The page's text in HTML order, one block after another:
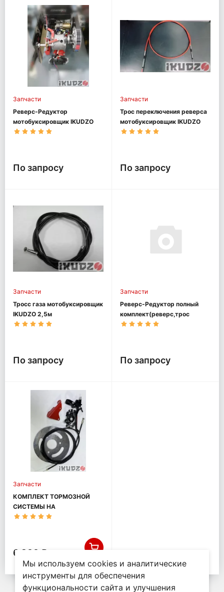
Запчасти
Реверс-Редуктор
мотобуксировщик IKUDZO
По запросу
Запчасти
Трос переключения реверса
мотобуксировщик IKUDZO
По запросу
Запчасти
Тросс газа мотобуксировщик
IKUDZO 2,5м
По запросу
Запчасти
Реверс-Редуктор полный
комплект(реверс,трос
ревер., ручка)
По запросу
Запчасти
КОМПЛЕКТ ТОРМОЗНОЙ
СИСТЕМЫ НА
МОТОБУКСИРОВЩИК
6 300 ₽
Мы используем cookies и аналитические
инструменты для обеспечения
функциональности сайта и улучшения